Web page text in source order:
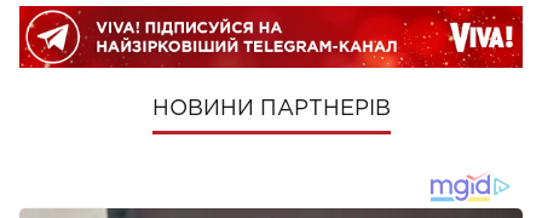
НОВИНИ ПАРТНЕРІВ